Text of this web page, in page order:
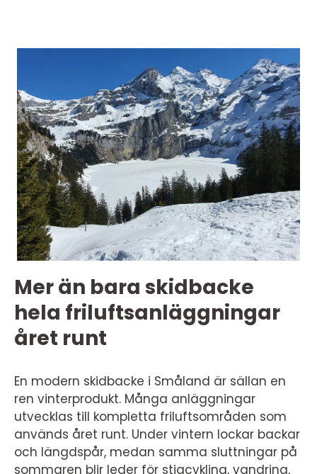
Mer än bara skidbacke
hela friluftsanläggningar
året runt
En modern skidbacke i Småland är sällan en
ren vinterprodukt. Många anläggningar
utvecklas till kompletta friluftsområden som
används året runt. Under vintern lockar backar
och längdspår, medan samma sluttningar på
sommaren blir leder för stigcykling, vandring,